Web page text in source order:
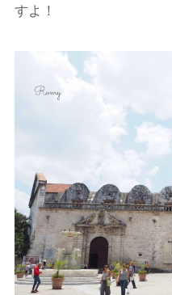
すよ！